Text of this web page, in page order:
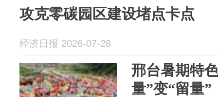
攻克零碳园区建设堵点卡点
经济日报 2026-07-28
邢台暑期特
量”变“留量”